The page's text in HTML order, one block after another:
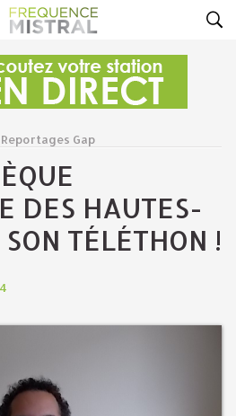
Reportages Gap
DES HAUTES-
TÉLÉTHON !